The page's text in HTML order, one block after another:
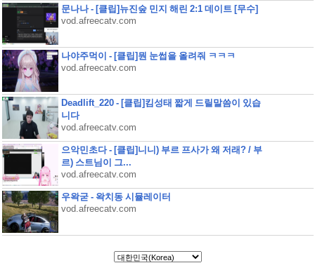
문나나 - [클립]뉴진숲 민지 해린 2:1 데이트 [무수]
vod.afreecatv.com
나야주먹이 - [클립]뭔 눈썹을 올려줘 ㅋㅋㅋ
vod.afreecatv.com
Deadlift_220 - [클립]킴성태 짧게 드릴말씀이 있습
니다
vod.afreecatv.com
으악민초다 - [클립]니니) 부르 프사가 왜 저래? / 부
르) 스트님이 그...
vod.afreecatv.com
우왁굳 - 왁치동 시뮬레이터
vod.afreecatv.com